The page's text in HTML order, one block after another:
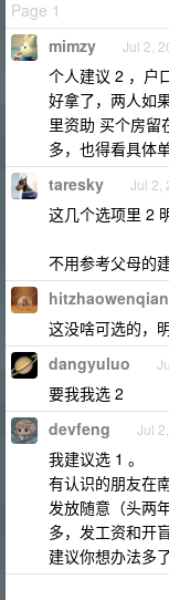
Page 1
mimzy Jul 2,
个人建议 2 ，户
好拿了，两人如
里资助 买个房留
多，也得看具体
taresky Jul 2,
这几个选项里 2
不用参考父母的
这没啥可选的，
dangyuluo
要我我选 2
devfeng Jul
我建议选 1 。
有认识的朋友在
发放随意（头两
多，发工资和开
建议你想办法多